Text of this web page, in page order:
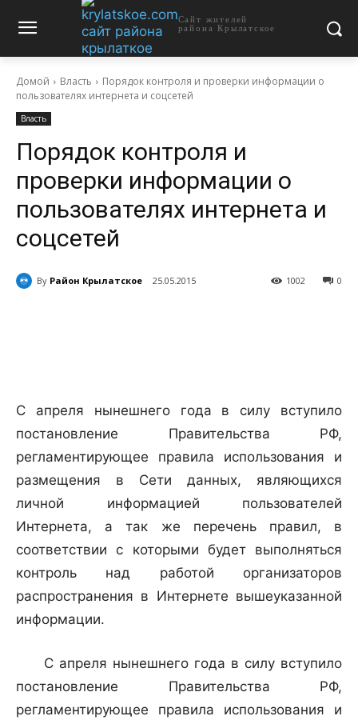
Сайт жителей
района Крылатское
Домой Власть
Порядок контроля и проверки информации о
пользователях интернета и соцсетей
Власть
Порядок контроля и
проверки информации о
пользователях интернета и
соцсетей
By Район Крылатское 25.05.2015 0
1002
С апреля нынешнего года в силу вступило
постановление Правительства РФ,
регламентирующее правила использования и
размещения в Сети данных, являющихся
личной информацией пользователей
Интернета, а так же перечень правил, в
соответствии с которыми будет выполняться
контроль над работой организаторов
распространения в Интернете вышеуказанной
информации.
С апреля нынешнего года в силу вступило
постановление Правительства РФ,
регламентирующее правила использования и